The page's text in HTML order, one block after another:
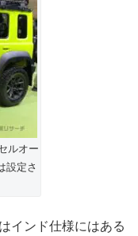
ルオー
設定さ
インド仕様にはある